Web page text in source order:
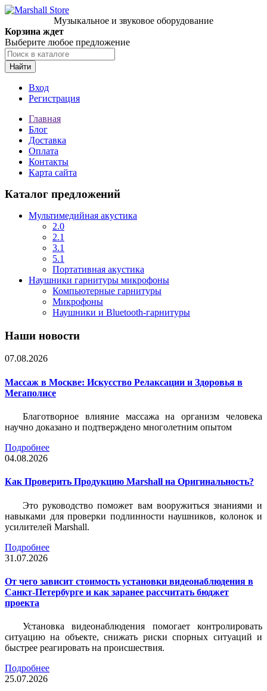
Музыкальное и звуковое оборудование
Корзина ждет
Выберите любое предложение
Найти
Вход
Регистрация
Главная
Блог
Доставка
Оплата
Контакты
Карта сайта
Каталог предложений
Мультимедийная акустика
2.0
2.1
3.1
5.1
Портативная акустика
Наушники гарнитуры микрофоны
Компьютерные гарнитуры
Микрофоны
Наушники и Bluetooth-гарнитуры
Наши новости
07.08.2026
Массаж в Москве: Искусство Релаксации и Здоровья в
Мегаполисе
Благотворное влияние массажа на организм человека
научно доказано и подтверждено многолетним опытом
Подробнее
04.08.2026
Как Проверить Продукцию Marshall на Оригинальность?
Это руководство поможет вам вооружиться знаниями и
навыками для проверки подлинности наушников, колонок и
усилителей Marshall.
Подробнее
31.07.2026
От чего зависит стоимость установки видеонаблюдения в
Санкт-Петербурге и как заранее рассчитать бюджет
проекта
Установка видеонаблюдения помогает контролировать
ситуацию на объекте, снижать риски спорных ситуаций и
быстрее реагировать на происшествия.
Подробнее
25.07.2026